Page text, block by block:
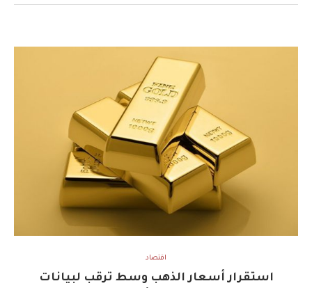
اقتصاد
استقرار أسعار الذهب وسط ترقب لبيانات